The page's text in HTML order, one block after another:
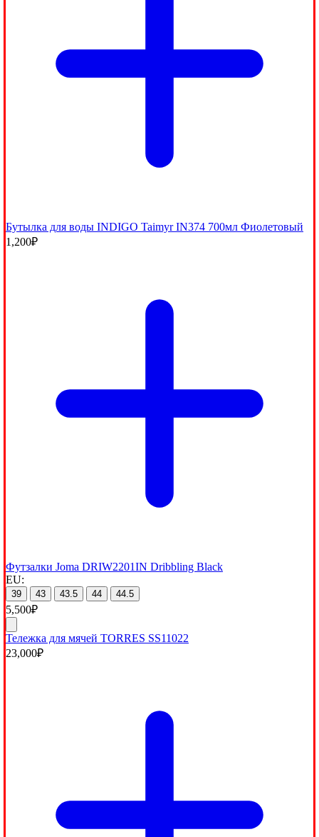
Бутылка для воды INDIGO Taimyr IN374 700мл Фиолетовый
1,200₽
Футзалки Joma DRIW2201IN Dribbling Black
EU:
39 43 43.5 44 44.5
5,500₽
Тележка для мячей TORRES SS11022
23,000₽